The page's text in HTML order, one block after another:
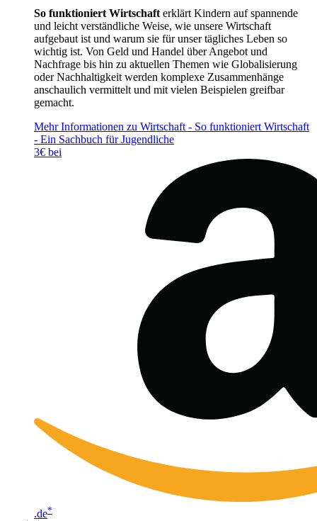
So funktioniert Wirtschaft erklärt Kindern auf spannende
und leicht verständliche Weise, wie unsere Wirtschaft
aufgebaut ist und warum sie für unser tägliches Leben so
wichtig ist. Von Geld und Handel über Angebot und
Nachfrage bis hin zu aktuellen Themen wie Globalisierung
oder Nachhaltigkeit werden komplexe Zusammenhänge
anschaulich vermittelt und mit vielen Beispielen greifbar
gemacht.
Mehr Informationen zu Wirtschaft - So funktioniert Wirtschaft
- Ein Sachbuch für Jugendliche
3€ bei
.de*